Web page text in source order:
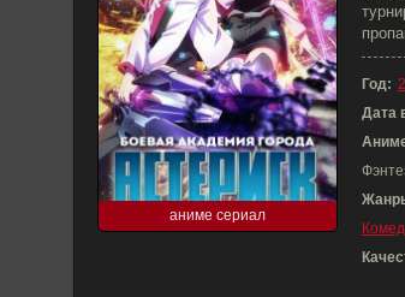
аниме сериал
Год:
Дата